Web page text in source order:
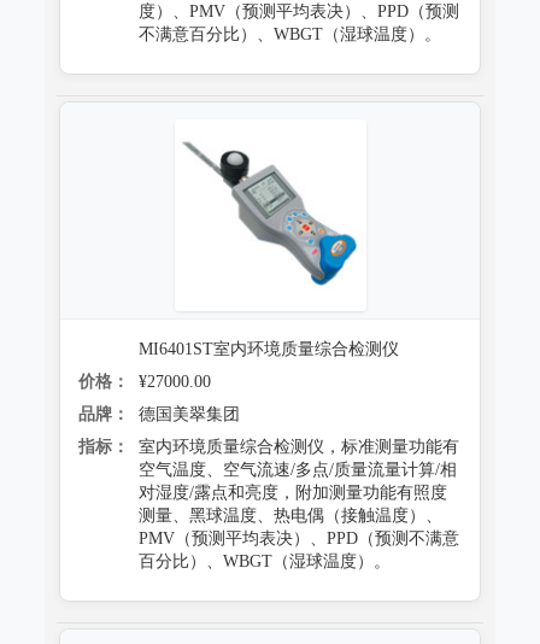
度）、PMV（预测平均表决）、PPD（预测
不满意百分比）、WBGT（湿球温度）。
MI6401ST室内环境质量综合检测仪
价格：
¥27000.00
品牌：
德国美翠集团
指标：
室内环境质量综合检测仪，标准测量功能有
空气温度、空气流速/多点/质量流量计算/相
对湿度/露点和亮度，附加测量功能有照度
测量、黑球温度、热电偶（接触温度）、
PMV（预测平均表决）、PPD（预测不满意
百分比）、WBGT（湿球温度）。